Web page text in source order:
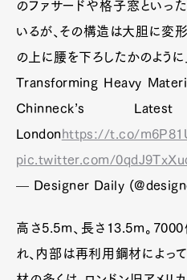
のファサードや格子窓といっ
いるが、その構造は大胆に変
の上に腰を下ろしたかのように
Transforming Heavy
Chinneck’s
London https://t.co/
pic.twitter.com/
— Designer Daily
高さ5.5m、長さ13.5m。
れ、内部は再利用鋼材によっ